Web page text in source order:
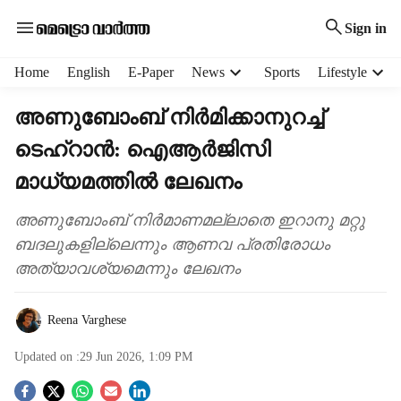
Sign in
Home English E-Paper News Sports Lifestyle
അണുബോംബ് നിർമിക്കാനുറച്ച്
ടെഹ്റാൻ: ഐആർജിസി
മാധ്യമത്തിൽ ലേഖനം
അണുബോംബ് നിർമാണമല്ലാതെ ഇറാനു മറ്റു
ബദലുകളില്ലെന്നും ആണവ പ്രതിരോധം
അത്യാവശ്യമെന്നും ലേഖനം
Reena Varghese
Updated on :29 Jun 2026, 1:09 PM